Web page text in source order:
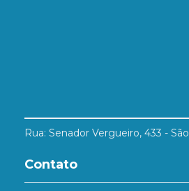
Rua: Senador Vergueiro, 433 -
Contato